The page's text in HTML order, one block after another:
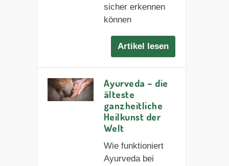
sicher erkennen
können
Artikel lesen
Ayurveda – die
älteste
ganzheitliche
Heilkunst der
Welt
Wie funktioniert
Ayurveda bei